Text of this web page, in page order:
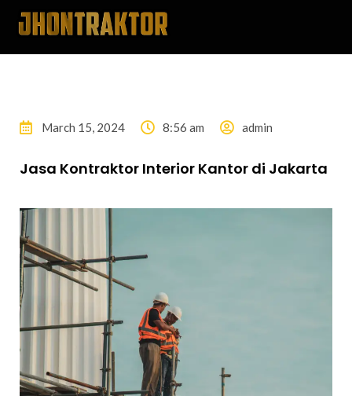
March 15, 2024 8:56 am admin
Jasa Kontraktor Interior Kantor di Jakarta